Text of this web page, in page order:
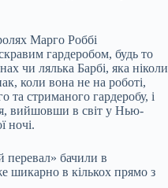
Марго Роббі
гардеробом, будь то
чи лялька Барбі, яка ніколи
коли вона не на роботі,
та стриманого гардеробу, і
вийшовши в світ у Нью-
ночі.
перевал» бачили в
шикарно в кількох прямо з